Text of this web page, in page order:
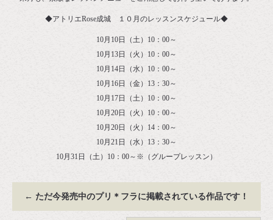
◆アトリエRose成城 １０月のレッスンスケジュール◆
10月10日（土）10：00～
10月13日（火）10：00～
10月14日（水）10：00～
10月16日（金）13：30～
10月17日（土）10：00～
10月20日（火）10：00～
10月20日（火）14：00～
10月21日（水）13：30～
10月31日（土）10：00～※（グループレッスン）
← ただ今発売中のプリ＊フラに掲載されている作品です！